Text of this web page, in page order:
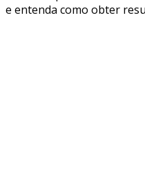
e entenda como obter